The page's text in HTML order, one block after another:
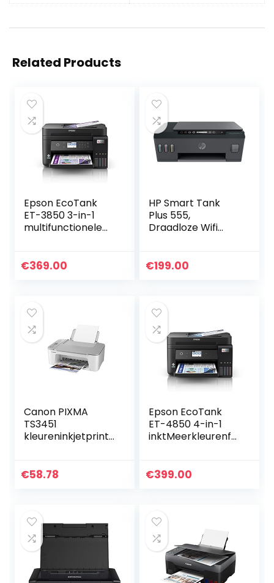
Related Products
Epson EcoTank
ET-3850 3-in-1
multifunctionele
scanner, printer,
€369.00
HP Smart Tank
Plus 555,
Draadloze Wifi
(Printen, kopiëren,
€199.00
Canon PIXMA
TS3451
kleureninkjetprinte
(scanner,
€58.78
Epson EcoTank
ET-4850 4-in-1
inktMeerkleurenfu
(kopieerapparaat,
€399.00